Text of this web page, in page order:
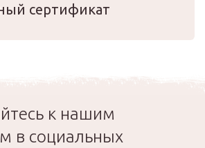
сертификат
к нашим
в социальных